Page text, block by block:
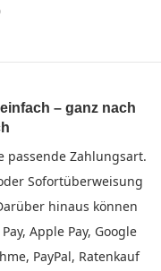
– ganz nach
passende Zahlungsart.
Sofortüberweisung
hinaus können
Apple Pay, Google
PayPal, Ratenkauf